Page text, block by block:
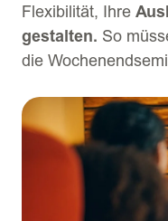
Flexibilität, Ihre
gestalten. So
die